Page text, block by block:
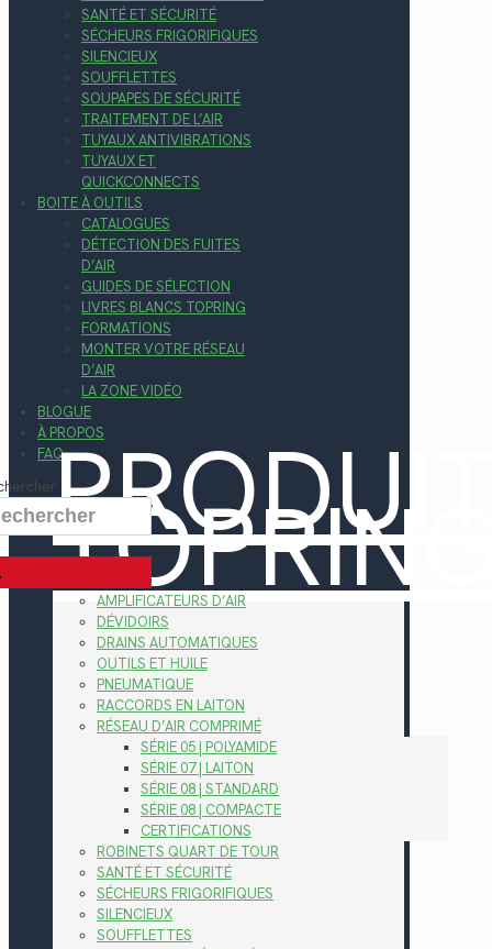
SANTÉ ET SÉCURITÉ
SÉCHEURS FRIGORIFIQUES
SILENCIEUX
SOUFFLETTES
SOUPAPES DE SÉCURITÉ
TRAITEMENT DE L’AIR
TUYAUX ANTIVIBRATIONS
TUYAUX ET
QUICKCONNECTS
BOITE À OUTILS
CATALOGUES
DÉTECTION DES FUITES
D’AIR
GUIDES DE SÉLECTION
LIVRES BLANCS TOPRING
FORMATIONS
MONTER VOTRE RÉSEAU
D’AIR
LA ZONE VIDÉO
BLOGUE
À PROPOS
FAQ
AMPLIFICATEURS D’AIR
DÉVIDOIRS
DRAINS AUTOMATIQUES
OUTILS ET HUILE
PNEUMATIQUE
RACCORDS EN LAITON
RÉSEAU D’AIR COMPRIMÉ
SÉRIE 05 | POLYAMIDE
SÉRIE 07 | LAITON
SÉRIE 08 | STANDARD
SÉRIE 08 | COMPACTE
CERTIFICATIONS
ROBINETS QUART DE TOUR
SANTÉ ET SÉCURITÉ
SÉCHEURS FRIGORIFIQUES
SILENCIEUX
SOUFFLETTES